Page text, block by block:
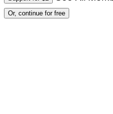
Or, continue for free